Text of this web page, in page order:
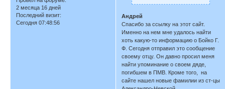
2 месяца 16 дней
Последний визит:
Сегодня 07:48:56
Андрей
Спасибо за ссылку на этот сайт.
Именно на нем мне удалось найти
хоть какую-то информацию о Бойко Г.
Ф. Сегодня отправил это сообщение
своему отцу. Он давно просил меня
найти упоминание о своем дяде,
погибшем в ПМВ. Кроме того, на
сайте нашел новые фамилии из ст-цы